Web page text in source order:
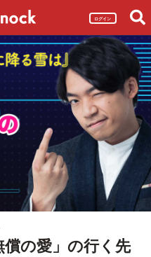
ログイン
の愛」の行く先